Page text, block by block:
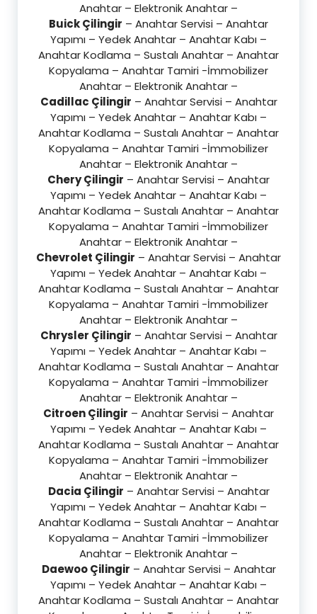
Anahtar – Elektronik Anahtar –
Buick Çilingir – Anahtar Servisi – Anahtar
Yapımı – Yedek Anahtar – Anahtar Kabı –
Anahtar Kodlama – Sustalı Anahtar – Anahtar
Kopyalama – Anahtar Tamiri -İmmobilizer
Anahtar – Elektronik Anahtar –
Cadillac Çilingir – Anahtar Servisi – Anahtar
Yapımı – Yedek Anahtar – Anahtar Kabı –
Anahtar Kodlama – Sustalı Anahtar – Anahtar
Kopyalama – Anahtar Tamiri -İmmobilizer
Anahtar – Elektronik Anahtar –
Chery Çilingir – Anahtar Servisi – Anahtar
Yapımı – Yedek Anahtar – Anahtar Kabı –
Anahtar Kodlama – Sustalı Anahtar – Anahtar
Kopyalama – Anahtar Tamiri -İmmobilizer
Anahtar – Elektronik Anahtar –
Chevrolet Çilingir – Anahtar Servisi – Anahtar
Yapımı – Yedek Anahtar – Anahtar Kabı –
Anahtar Kodlama – Sustalı Anahtar – Anahtar
Kopyalama – Anahtar Tamiri -İmmobilizer
Anahtar – Elektronik Anahtar –
Chrysler Çilingir – Anahtar Servisi – Anahtar
Yapımı – Yedek Anahtar – Anahtar Kabı –
Anahtar Kodlama – Sustalı Anahtar – Anahtar
Kopyalama – Anahtar Tamiri -İmmobilizer
Anahtar – Elektronik Anahtar –
Citroen Çilingir – Anahtar Servisi – Anahtar
Yapımı – Yedek Anahtar – Anahtar Kabı –
Anahtar Kodlama – Sustalı Anahtar – Anahtar
Kopyalama – Anahtar Tamiri -İmmobilizer
Anahtar – Elektronik Anahtar –
Dacia Çilingir – Anahtar Servisi – Anahtar
Yapımı – Yedek Anahtar – Anahtar Kabı –
Anahtar Kodlama – Sustalı Anahtar – Anahtar
Kopyalama – Anahtar Tamiri -İmmobilizer
Anahtar – Elektronik Anahtar –
Daewoo Çilingir – Anahtar Servisi – Anahtar
Yapımı – Yedek Anahtar – Anahtar Kabı –
Anahtar Kodlama – Sustalı Anahtar – Anahtar